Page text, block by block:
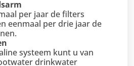
per jaar de filters
eenmaal per drie jaar de
systeem kunt u van
drinkwater